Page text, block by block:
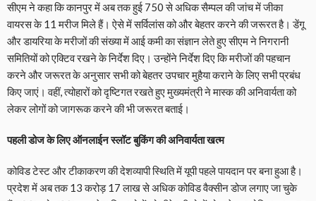
सीएम ने कहा कि कानपुर में अब तक हुई 750 से अधिक सैम्पल की जांच में जीका
वायरस के 11 मरीज मिले हैं। ऐसे में सर्विलांस को और बेहतर करने की जरूरत है। डेंगू
और डायरिया के मरीजों की संख्या में आई कमी का संज्ञान लेते हुए सीएम ने निगरानी
समितियों को एक्टिव रखने के निर्देश दिए। उन्होंने निर्देश दिए कि मरीजों की पहचान
करने और जरूरत के अनुसार सभी को बेहतर उपचार मुहैया कराने के लिए सभी प्रबंध
किए जाएं। वहीं, त्योहारों को दृष्टिगत रखते हुए मुख्यमंत्री ने मास्क की अनिवार्यता को
लेकर लोगों को जागरूक करने की भी जरूरत बताई।
पहली डोज के लिए ऑनलाईन स्लॉट बुकिंग की अनिवार्यता खत्म
कोविड टेस्ट और टीकाकरण की देशव्यापी स्थिति में यूपी पहले पायदान पर बना हुआ है।
प्रदेश में अब तक 13 करोड़ 17 लाख से अधिक कोविड वैक्सीन डोज लगाए जा चुके